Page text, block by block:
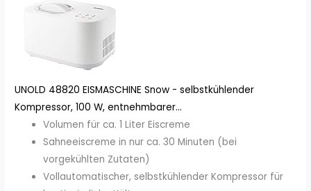
UNOLD 48820 EISMASCHINE Snow - selbstkühlender
Kompressor, 100 W, entnehmbarer...
Volumen für ca. 1 Liter Eiscreme
Sahneeiscreme in nur ca. 30 Minuten (bei
vorgekühlten Zutaten)
Vollautomatischer, selbstkühlender Kompressor für